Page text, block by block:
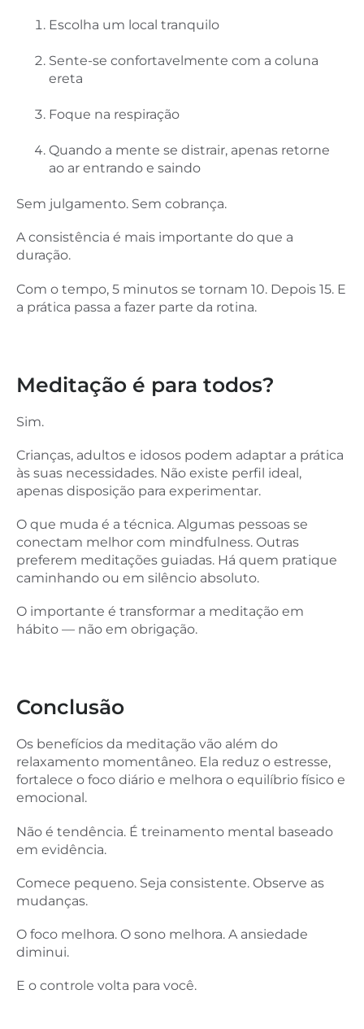
Escolha um local tranquilo
Sente-se confortavelmente com a coluna
ereta
Foque na respiração
Quando a mente se distrair, apenas retorne
ao ar entrando e saindo
Sem julgamento. Sem cobrança.
A consistência é mais importante do que a
duração.
Com o tempo, 5 minutos se tornam 10. Depois 15. E
a prática passa a fazer parte da rotina.
Meditação é para todos?
Sim.
Crianças, adultos e idosos podem adaptar a prática
às suas necessidades. Não existe perfil ideal,
apenas disposição para experimentar.
O que muda é a técnica. Algumas pessoas se
conectam melhor com mindfulness. Outras
preferem meditações guiadas. Há quem pratique
caminhando ou em silêncio absoluto.
O importante é transformar a meditação em
hábito — não em obrigação.
Conclusão
Os benefícios da meditação vão além do
relaxamento momentâneo. Ela reduz o estresse,
fortalece o foco diário e melhora o equilíbrio físico e
emocional.
Não é tendência. É treinamento mental baseado
em evidência.
Comece pequeno. Seja consistente. Observe as
mudanças.
O foco melhora. O sono melhora. A ansiedade
diminui.
E o controle volta para você.